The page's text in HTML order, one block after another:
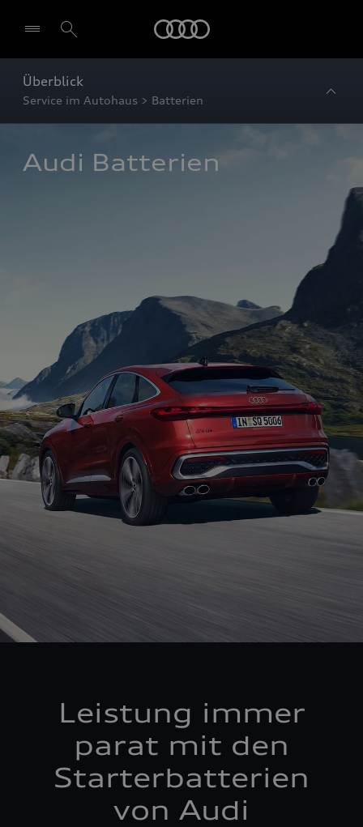
Überblick
Service im Autohaus > Batterien
Audi Batterien
Leistung immer
parat mit den
Starterbatterien
von Audi